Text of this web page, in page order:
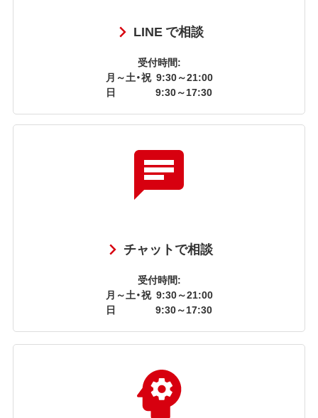
LINE で相談
受付時間:
月～土・祝 9:30～21:00
日
9:30～17:30
チャットで相談
受付時間:
月～土・祝 9:30～21:00
日
9:30～17:30